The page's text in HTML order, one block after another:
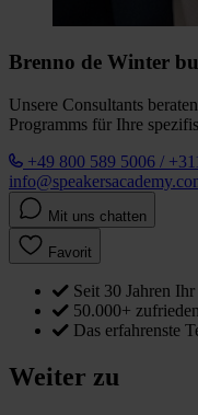
Brenno de Winter
Unsere Consultants
Programms für Ihre
+49 800 589 5006 /
Mit uns chatten
Favorit
Seit 30 Jahren
50.000+
Das erfahrenste
Weiter zu